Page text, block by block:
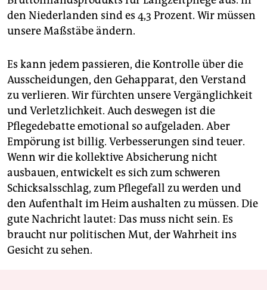
den Niederlanden sind es 4,3 Prozent. Wir müssen
unsere Maßstäbe ändern.
Es kann jedem passieren, die Kontrolle über die
Ausscheidungen, den Gehapparat, den Verstand
zu verlieren. Wir fürchten unsere Vergänglichkeit
und Verletzlichkeit. Auch deswegen ist die
Pflegedebatte emotional so aufgeladen. Aber
Empörung ist billig. Verbesserungen sind teuer.
Wenn wir die kollektive Absicherung nicht
ausbauen, entwickelt es sich zum schweren
Schicksalsschlag, zum Pflegefall zu werden und
den Aufenthalt im Heim aushalten zu müssen. Die
gute Nachricht lautet: Das muss nicht sein. Es
braucht nur politischen Mut, der Wahrheit ins
Gesicht zu sehen.